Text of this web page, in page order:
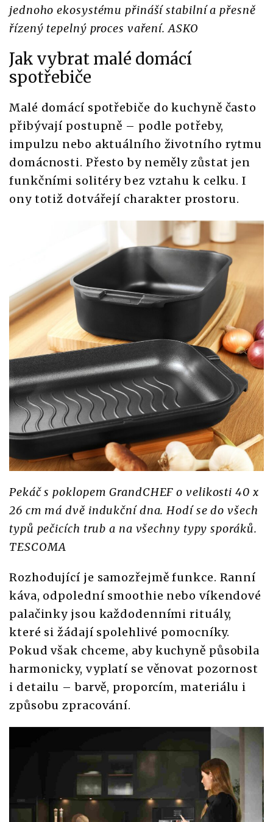
jednoho ekosystému přináší stabilní a přesně
řízený tepelný proces vaření. ASKO
Jak vybrat malé domácí
spotřebiče
Malé domácí spotřebiče do kuchyně často
přibývají postupně – podle potřeby,
impulzu nebo aktuálního životního rytmu
domácnosti. Přesto by neměly zůstat jen
funkčními solitéry bez vztahu k celku. I
ony totiž dotvářejí charakter prostoru.
Pekáč s poklopem GrandCHEF o velikosti 40 x
26 cm má dvě indukční dna. Hodí se do všech
typů pečicích trub a na všechny typy sporáků.
TESCOMA
Rozhodující je samozřejmě funkce. Ranní
káva, odpolední smoothie nebo víkendové
palačinky jsou každodenními rituály,
které si žádají spolehlivé pomocníky.
Pokud však chceme, aby kuchyně působila
harmonicky, vyplatí se věnovat pozornost
i detailu – barvě, proporcím, materiálu i
způsobu zpracování.